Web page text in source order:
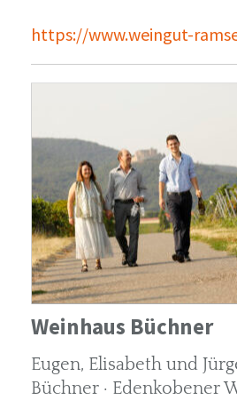
https://www.weingut-
Weinhaus Büchner
Eugen, Elisabeth und
Büchner · Edenkobener